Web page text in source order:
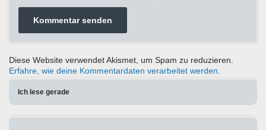
Diese Website verwendet Akismet, um Spam zu reduzieren.
Erfahre, wie deine Kommentardaten verarbeitet werden.
Ich lese gerade